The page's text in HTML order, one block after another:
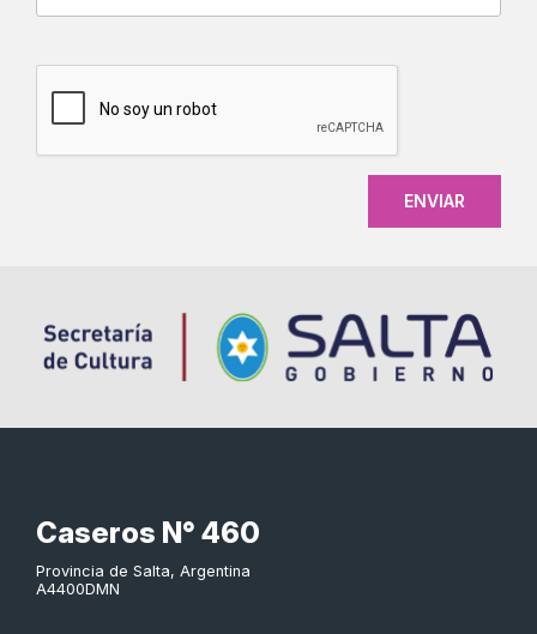
CAPTCHA
Caseros N° 460
Provincia de Salta, Argentina
A4400DMN